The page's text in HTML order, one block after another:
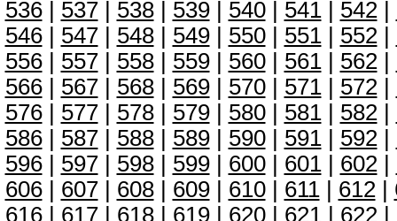
536| 537| 538| 539| 540| 541| 542|
546| 547| 548| 549| 550| 551| 552|
556| 557| 558| 559| 560| 561| 562|
566| 567| 568| 569| 570| 571| 572|
576| 577| 578| 579| 580| 581| 582|
586| 587| 588| 589| 590| 591| 592|
596| 597| 598| 599| 600| 601| 602|
606| 607| 608| 609| 610| 611| 612|
616| 617| 618| 619| 620| 621| 622|